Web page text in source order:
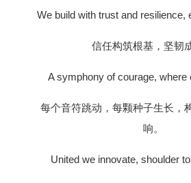
We build with trust and resilience,
信任构筑根基，坚韧
A symphony of courage,
每个音符跳动，每颗种子生长，
响。
United we innovate, shoulder